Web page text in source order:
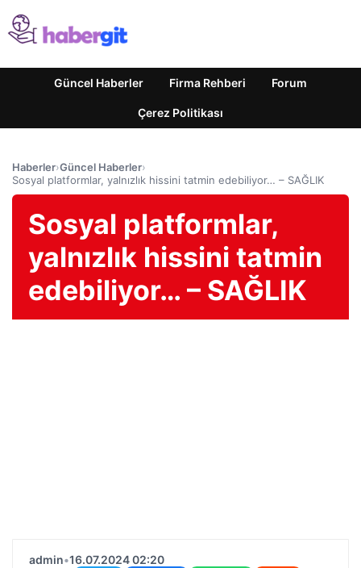
Güncel Haberler Firma Rehberi Forum
Çerez Politikası
Haberler›Güncel Haberler›
Sosyal platformlar, yalnızlık hissini tatmin edebiliyor… – SAĞLIK
Sosyal platformlar,
yalnızlık hissini tatmin
edebiliyor… – SAĞLIK
admin•16.07.2024 02:20